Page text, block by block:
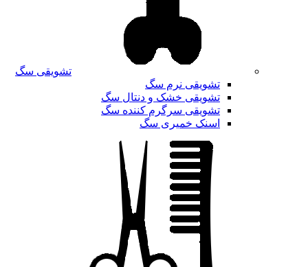
تشویقی سگ
تشویقی نرم سگ
تشویقی خشک و دنتال سگ
تشویقی سرگرم کننده سگ
اسنک خمیری سگ